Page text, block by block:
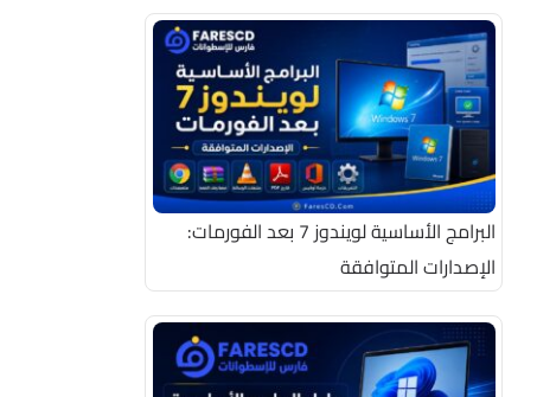
البرامج الأساسية لويندوز 7 بعد الفورمات:
الإصدارات المتوافقة